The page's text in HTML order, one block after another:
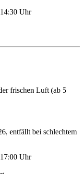
Uhr
frischen Luft (ab 5
entfällt bei schlechtem
Uhr